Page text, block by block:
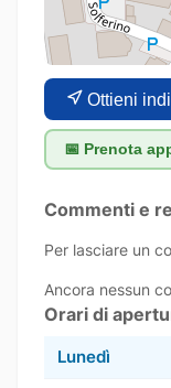
Ottieni
📅 Prenota
Commenti e
Per lasciare un
Ancora nessun
Orari di
Lunedì